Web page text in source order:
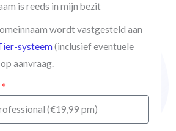
is reeds in mijn bezit
wordt vastgesteld aan
systeem (inclusief eventuele
aanvraag.